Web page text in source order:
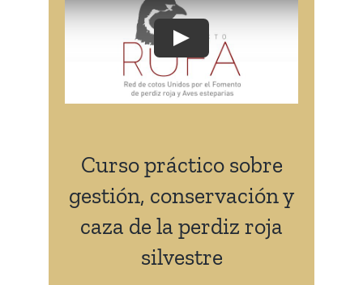
Curso práctico sobre
gestión, conservación y
caza de la perdiz roja
silvestre